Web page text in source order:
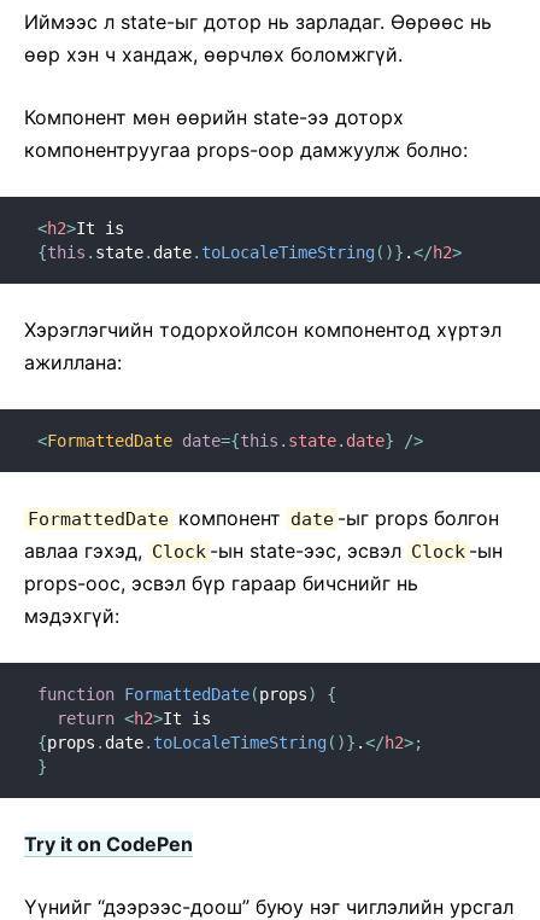
Иймээс л state-ыг дотор нь зарладаг. Ѳѳрѳѳс нь
ѳѳр хэн ч хандаж, ѳѳрчлѳх боломжгүй.
Компонент мѳн ѳѳрийн state-ээ доторх
компонентруугаа props-оор дамжуулж болно:
<h2>
{this . state. date. toLocaleTimeString( )} .</h2>
Хэрэглэгчийн тодорхойлсон компонентод хүртэл
ажиллана:
<FormattedDate date={this . state. date} />
FormattedDate компонент date -ыг props болгон
авлаа гэхэд, Clock -ын state-ээс, эсвэл Clock -ын
props-оос, эсвэл бүр гараар бичснийг нь
мэдэхгүй:
function FormattedDate(props)
{
return <h2>
{props . date. toLocaleTimeString( )} .</h2>;
}
Try it on CodePen
Үүнийг “дээрээс-доош” буюу нэг чиглэлийн урсгал